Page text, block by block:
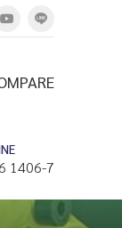
1406-7